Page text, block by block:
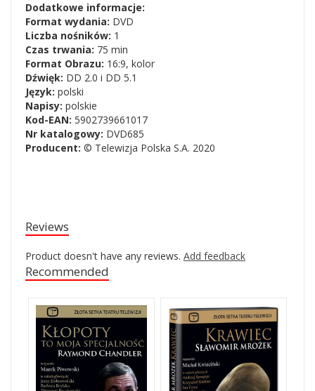
Dodatkowe informacje:
Format wydania: DVD
Liczba nośników: 1
Czas trwania: 75 min
Format Obrazu: 16:9, kolor
Dźwięk: DD 2.0 i DD 5.1
Język: polski
Napisy: polskie
Kod-EAN: 5902739661017
Nr katalogowy: DVD685
Producent: © Telewizja Polska S.A. 2020
Reviews
Product doesn't have any reviews. Add feedback
Recommended